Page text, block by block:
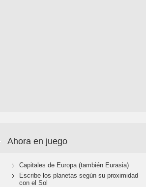
Ahora en juego
Capitales de Europa (también Eurasia)
Escribe los planetas según su proximidad
con el Sol